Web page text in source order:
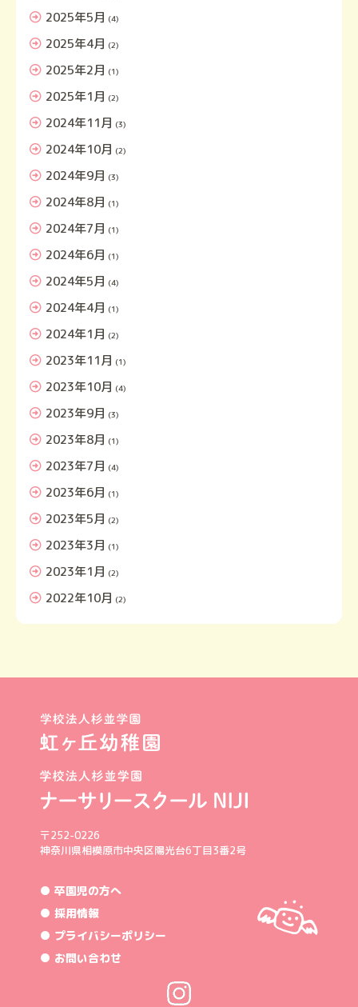
2025年5月 (4)
2025年4月 (2)
2025年2月 (1)
2025年1月 (2)
2024年11月 (3)
2024年10月 (2)
2024年9月 (3)
2024年8月 (1)
2024年7月 (1)
2024年6月 (1)
2024年5月 (4)
2024年4月 (1)
2024年1月 (2)
2023年11月 (1)
2023年10月 (4)
2023年9月 (3)
2023年8月 (1)
2023年7月 (4)
2023年6月 (1)
2023年5月 (2)
2023年3月 (1)
2023年1月 (2)
2022年10月 (2)
〒252-0226
神奈川県相模原市中央区陽光台6丁目3番2号
● 卒園児の方へ
● 採用情報
● プライバシーポリシー
● お問い合わせ